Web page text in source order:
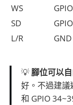
WS
SD
L/R
GND
💡腳位可以
好。不過建議
和 GPIO